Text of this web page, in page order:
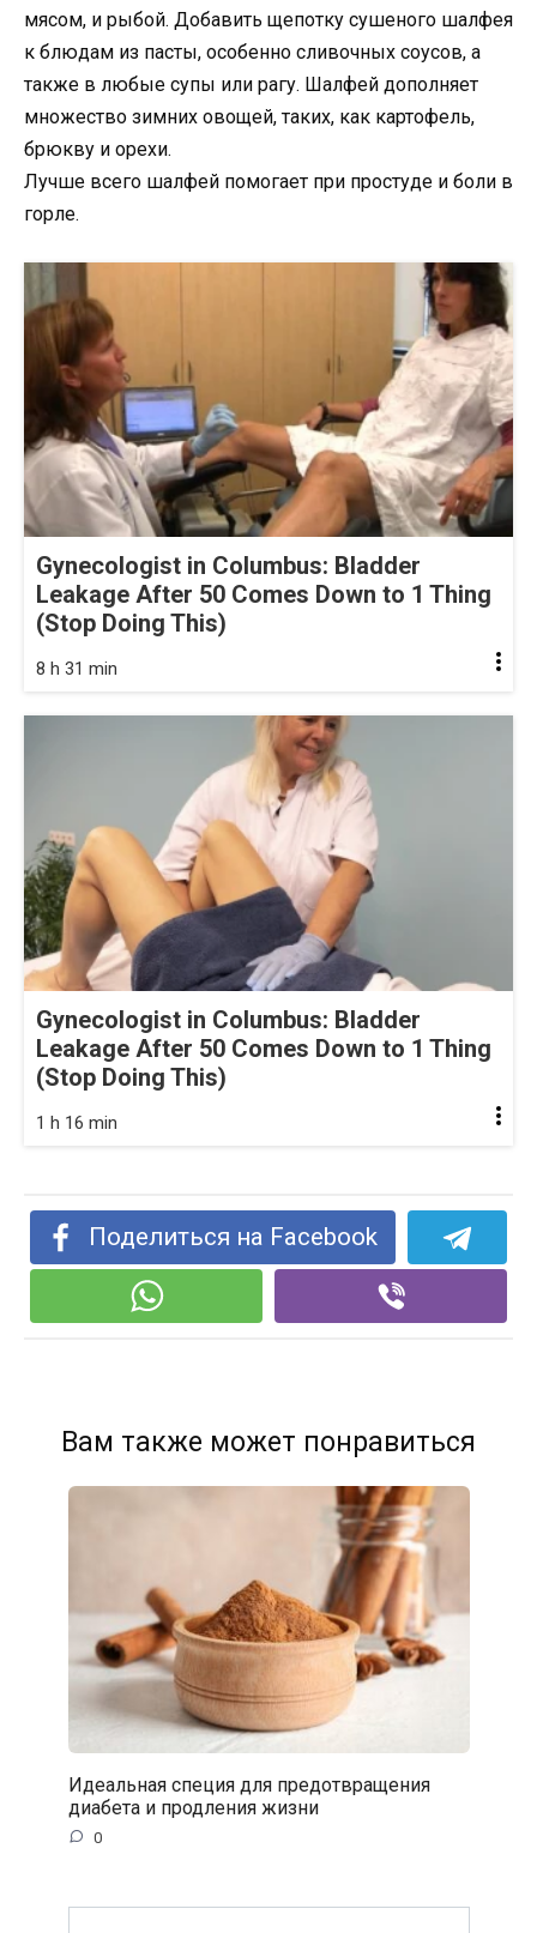
мясом, и рыбой. Добавить щепотку сушеного шалфея
к блюдам из пасты, особенно сливочных соусов, а
также в любые супы или рагу. Шалфей дополняет
множество зимних овощей, таких, как картофель,
брюкву и орехи.
Лучше всего шалфей помогает при простуде и боли в
горле.
Gynecologist in Columbus: Bladder
Leakage After 50 Comes Down to 1 Thing
(Stop Doing This)
8 h 31 min
Gynecologist in Columbus: Bladder
Leakage After 50 Comes Down to 1 Thing
(Stop Doing This)
1 h 16 min
Поделиться на Facebook
Вам также может понравиться
Идеальная специя для предотвращения
диабета и продления жизни
0